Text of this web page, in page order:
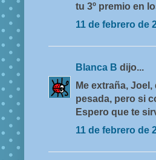
tu 3º premio en
11 de febrero de
Blanca B dijo...
Me extraña,
pesada, pero si
Espero que te
11 de febrero de